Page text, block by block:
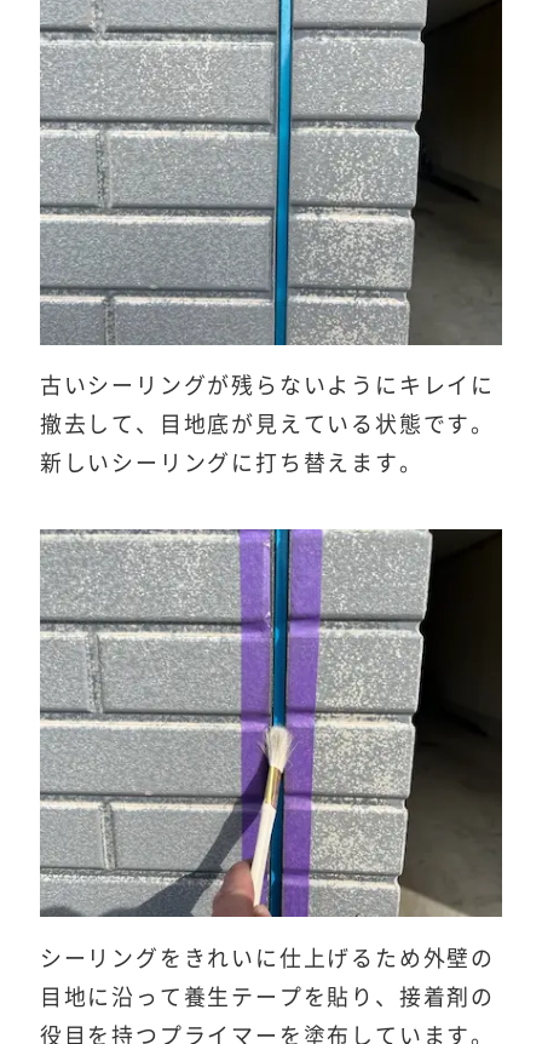
古いシーリングが残らないようにキレイに
撤去して、目地底が見えている状態です。
新しいシーリングに打ち替えます。
シーリングをきれいに仕上げるため外壁の
目地に沿って養生テープを貼り、接着剤の
役目を持つプライマーを塗布しています。